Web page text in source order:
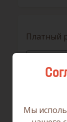
Платный
На что
Мы